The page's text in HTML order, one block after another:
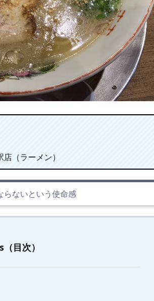
ラーメン）
らないという使命感
目次）